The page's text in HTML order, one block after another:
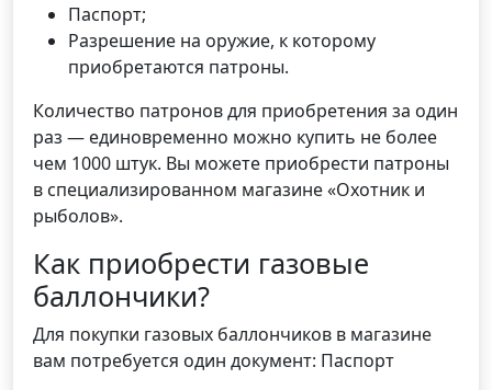
Паспорт;
Разрешение на оружие, к которому
приобретаются патроны.
Количество патронов для приобретения за один
раз — единовременно можно купить не более
чем 1000 штук. Вы можете приобрести патроны
в специализированном магазине «Охотник и
рыболов».
Как приобрести газовые
баллончики?
Для покупки газовых баллончиков в магазине
вам потребуется один документ: Паспорт